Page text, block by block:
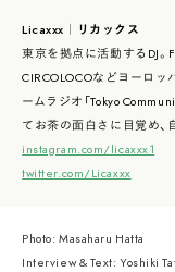
Licaxxx｜リカックス
東京を拠点に活動するDJ
CIRCOLOCOなどヨーロ
ームラジオ「Tokyo
てお茶の面白さに目覚め、
instagram.com/licaxxx1
twitter.com/Licaxxx
Photo: Masaharu Hatta
Interview & Text: Yoshiki